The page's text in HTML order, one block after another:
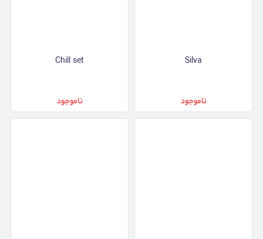
Silva
ناموجود
Chill set
ناموجود